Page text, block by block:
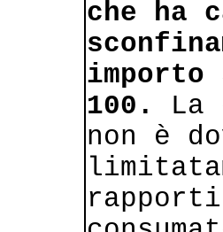
che ha
importo
100.
La
non è